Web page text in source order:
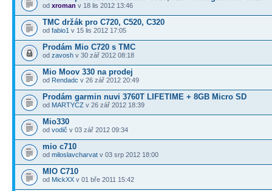
od xroman v 18 lis 2012 13:46
TMC držák pro C720, C520, C320
od fabio1 v 15 lis 2012 17:05
Prodám Mio C720 s TMC
od zavosh v 30 zář 2012 08:18
Mio Moov 330 na prodej
od Rendadc v 26 zář 2012 20:49
Prodám garmin nuvi 3760T LIFETIME + 8GB Micro SD
od MARTYCZ v 26 zář 2012 18:39
Mio330
od vodič v 03 zář 2012 09:34
mio c710
od miloslavcharvat v 03 srp 2012 18:00
MIO C710
od MickXX v 01 bře 2011 15:42